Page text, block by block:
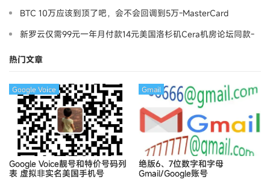
BTC 10万应该到顶了吧，会不会回调到5万-MasterCard
新罗云仅需99元一年月付款14元美国洛杉矶Cera机房论坛同款-
热门文章
Google Voice靓号和特价号码列
表 虚拟非实名美国手机号
Google Voice
绝版6、7位数字和字母
Gmail/Google账号
Gmail